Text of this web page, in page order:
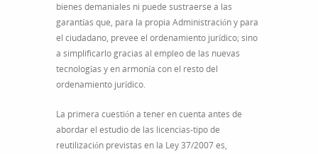
bienes demaniales ni puede sustraerse a las
garantías que, para la propia Administración y para
el ciudadano, prevee el ordenamiento jurídico; sino
a simplificarlo gracias al empleo de las nuevas
tecnologías y en armonía con el resto del
ordenamiento jurídico.
La primera cuestión a tener en cuenta antes de
abordar el estudio de las licencias-tipo de
reutilización previstas en la Ley 37/2007 es,